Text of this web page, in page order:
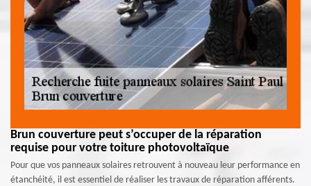
Brun couverture peut s’occuper de la réparation
requise pour votre toiture photovoltaïque
Pour que vos panneaux solaires retrouvent à nouveau leur performance en
étanchéité, il est essentiel de réaliser les travaux de réparation afférents.